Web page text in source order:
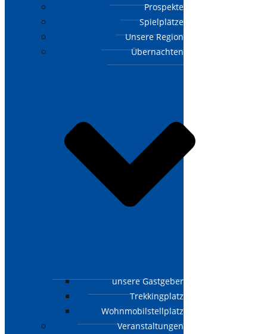
Prospekte
Spielplätze
Unsere Region
Übernachten
unsere Gastgeber
Trekkingplatz
Wohnmobilstellplatz
Veranstaltungen